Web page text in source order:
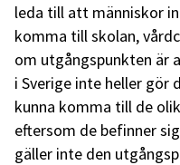
leda till att människor
komma till skolan,
om utgångspunkten är
i Sverige inte heller gör
kunna komma till de
eftersom de befinner
gäller inte den